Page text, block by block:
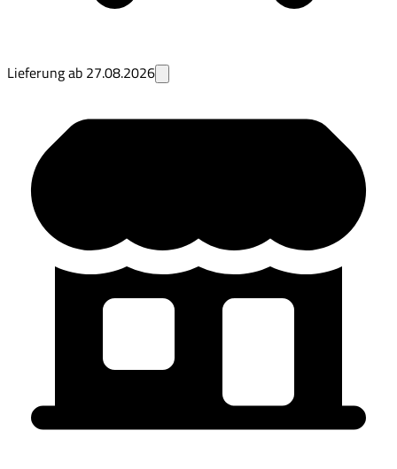
Lieferung ab 27.08.2026